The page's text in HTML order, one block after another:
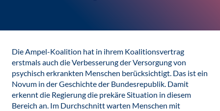
Die Ampel-Koalition hat in ihrem Koalitionsvertrag
erstmals auch die Verbesserung der Versorgung von
psychisch erkrankten Menschen berücksichtigt. Das ist ein
Novum in der Geschichte der Bundesrepublik. Damit
erkennt die Regierung die prekäre Situation in diesem
Bereich an. Im Durchschnitt warten Menschen mit